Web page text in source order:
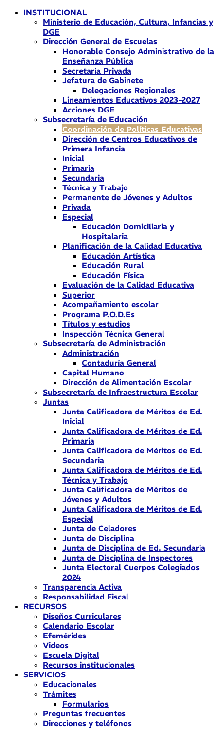
INSTITUCIONAL
Ministerio de Educación, Cultura, Infancias y
DGE
Dirección General de Escuelas
Honorable Consejo Administrativo de la
Enseñanza Pública
Secretaría Privada
Jefatura de Gabinete
Delegaciones Regionales
Lineamientos Educativos 2023-2027
Acciones DGE
Subsecretaría de Educación
Coordinación de Políticas Educativas
Dirección de Centros Educativos de
Primera Infancia
Inicial
Primaria
Secundaria
Técnica y Trabajo
Permanente de Jóvenes y Adultos
Privada
Especial
Educación Domiciliaria y
Hospitalaria
Planificación de la Calidad Educativa
Educación Artística
Educación Rural
Educación Física
Evaluación de la Calidad Educativa
Superior
Acompañamiento escolar
Programa P.O.D.Es
Títulos y estudios
Inspección Técnica General
Subsecretaría de Administración
Administración
Contaduría General
Capital Humano
Dirección de Alimentación Escolar
Subsecretaría de Infraestructura Escolar
Juntas
Junta Calificadora de Méritos de Ed.
Inicial
Junta Calificadora de Méritos de Ed.
Primaria
Junta Calificadora de Méritos de Ed.
Secundaria
Junta Calificadora de Méritos de Ed.
Técnica y Trabajo
Junta Calificadora de Méritos de
Jóvenes y Adultos
Junta Calificadora de Méritos de Ed.
Especial
Junta de Celadores
Junta de Disciplina
Junta de Disciplina de Ed. Secundaria
Junta de Disciplina de Inspectores
Junta Electoral Cuerpos Colegiados
2024
Transparencia Activa
Responsabilidad Fiscal
RECURSOS
Diseños Curriculares
Calendario Escolar
Efemérides
Videos
Escuela Digital
Recursos institucionales
SERVICIOS
Educacionales
Trámites
Formularios
Preguntas frecuentes
Direcciones y teléfonos